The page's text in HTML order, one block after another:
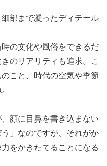
部まで凝ったディテール
の文化や風俗をできるだ
のリアリティも追求。こ
こと、時代の空気や季節
顔に目鼻を書き込まない
」なのですが、それがか
をかきたてることになる